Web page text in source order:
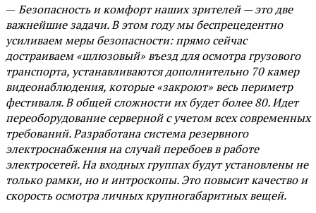
— Безопасность и комфорт наших зрителей — это две
важнейшие задачи. В этом году мы беспрецедентно
усиливаем меры безопасности: прямо сейчас
достраиваем «шлюзовый» въезд для осмотра грузового
транспорта, устанавливаются дополнительно 70 камер
видеонаблюдения, которые «закроют» весь периметр
фестиваля. В общей сложности их будет более 80. Идет
переоборудование серверной с учетом всех современных
требований. Разработана система резервного
электроснабжения на случай перебоев в работе
электросетей. На входных группах будут установлены не
только рамки, но и интроскопы. Это повысит качество и
скорость осмотра личных крупногабаритных вещей.